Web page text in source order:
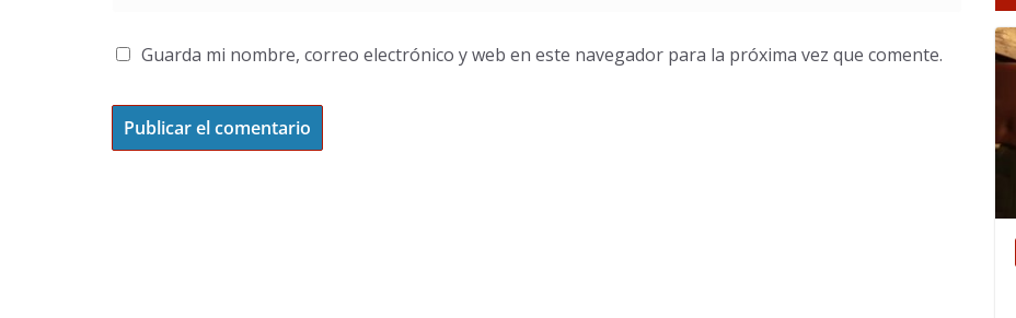
Guarda mi nombre, correo electrónico y web en este navegador para la próxima vez que comente.